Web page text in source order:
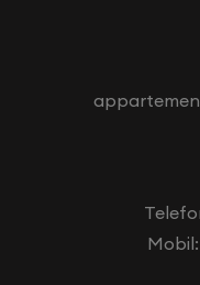
Mobil: